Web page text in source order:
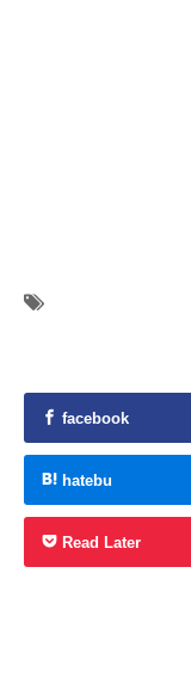
facebook
hatebu
Read Later